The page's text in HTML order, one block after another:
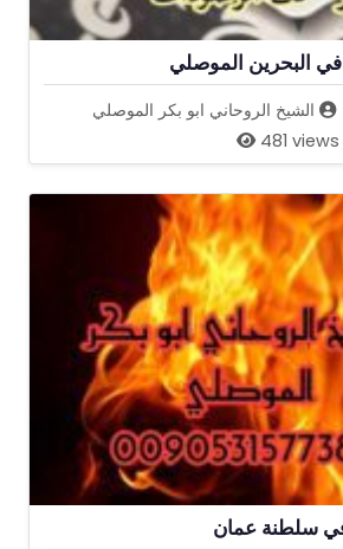
البحرين الموصلي
الشيخ الروحاني ابو بكر الموصلي
481 views
البحرين الموصلي
سلطنة عمان